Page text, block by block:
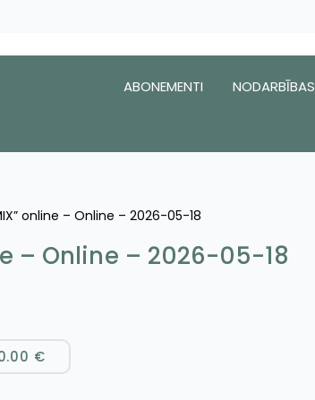
ABONEMENTI NODARBĪBAS
online – Online – 2026-05-18
– Online – 2026-05-18
€